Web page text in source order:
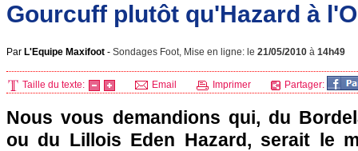
Gourcuff plutôt qu'Hazard à
Par L'Equipe Maxifoot - Sondages Foot, Mise en ligne: le 21/05/2010 à 14h49
Taille du texte: Email Imprimer Partager:
Nous vous demandions qui, du
ou du Lillois Eden Hazard, serait le